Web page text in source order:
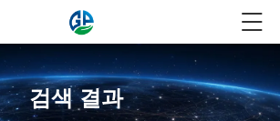
검색 결과